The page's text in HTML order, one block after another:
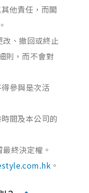
他責任，而閣
、撤回或終止
則，而不會對
參與是次活
間及本公司的
終決定權。
。